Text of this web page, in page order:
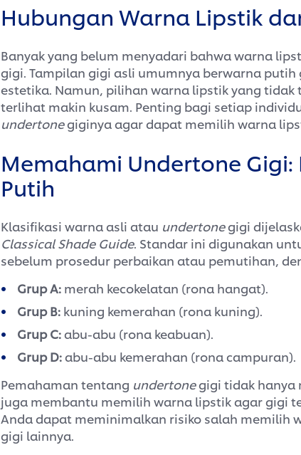
Hubungan Warna Lipstik
Banyak yang belum menyadari bahwa warna
gigi. Tampilan gigi asli umumnya berwarna
estetika. Namun, pilihan warna lipstik yang
terlihat makin kusam. Penting bagi setiap
undertonegiginya agar dapat memilih warna
Memahami Undertone Gigi:
Putih
Klasifikasi warna asli atau undertonegigi
Classical Shade Guide. Standar ini digunakan
sebelum prosedur perbaikan atau pemutihan,
Grup A: merah kecokelatan (rona hangat).
Grup B: kuning kemerahan (rona kuning).
Grup C:abu-abu (rona keabuan).
Grup D:abu-abu kemerahan (rona campuran).
Pemahaman tentang undertonegigi tidak hanya
juga membantu memilih warna lipstik agar gigi
Anda dapat meminimalkan risiko salah memilih
gigi lainnya.